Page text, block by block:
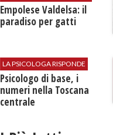
Empolese Valdelsa: il
paradiso per gatti
LA PSICOLOGA RISPONDE
Psicologo di base, i
numeri nella Toscana
centrale